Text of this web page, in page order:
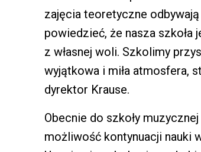
zajęcia teoretyczne
powiedzieć, że nasza
z własnej woli. Szkolimy
wyjątkowa i miła atmosfera,
dyrektor Krause.
Obecnie do szkoły
możliwość kontynuacji nauki